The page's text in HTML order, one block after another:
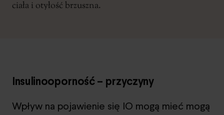
ciała i otyłość brzuszna.
Insulinooporność – przyczyny
Wpływ na pojawienie się IO mogą mieć mogą